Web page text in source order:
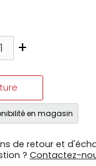
+
en magasin
de retour et
? Contactez-